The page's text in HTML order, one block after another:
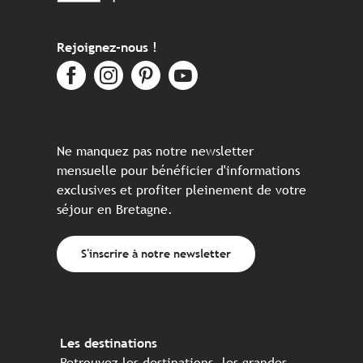
Rejoignez-nous !
Ne manquez pas notre newsletter
mensuelle pour bénéficier d'informations
exclusives et profiter pleinement de votre
séjour en Bretagne.
S'inscrire à notre newsletter
Les destinations